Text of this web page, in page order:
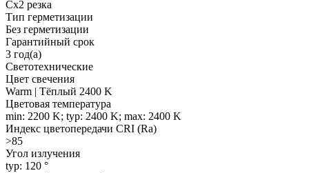
Cx2 резка
Тип герметизации
Без герметизации
Гарантийный срок
3 год(а)
Светотехнические
Цвет свечения
Warm | Тёплый 2400 K
Цветовая температура
min: 2200 K; typ: 2400 K; max: 2400 K
Индекс цветопередачи CRI (Ra)
>85
Угол излучения
typ: 120 °